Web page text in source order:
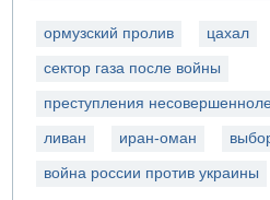
ормузский пролив цахал
сектор газа после войны
преступления
ливан иран-оман
война россии против украины